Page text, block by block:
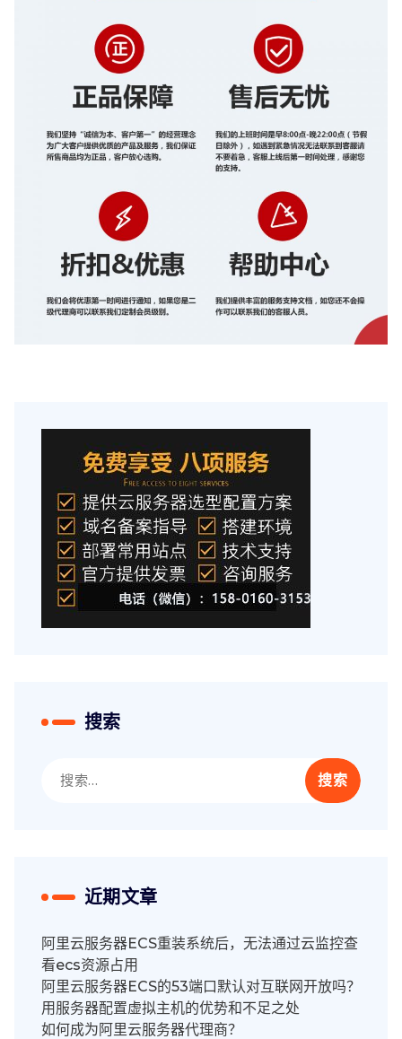
搜索
索：
近期文章
阿里云服务器ECS重装系统后，无法通过云监控查
看ecs资源占用
阿里云服务器ECS的53端口默认对互联网开放吗？
用服务器配置虚拟主机的优势和不足之处
如何成为阿里云服务器代理商？